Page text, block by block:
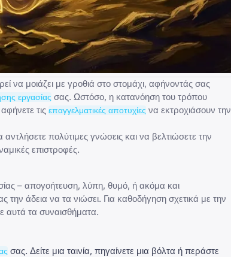
να μοιάζει με γροθιά στο στομάχι, αφήνοντάς σας
εργασίας σας. Ωστόσο, η κατανόηση του τρόπου
τις επαγγελματικές αποτυχίες να εκτροχιάσουν την
πολύτιμες γνώσεις και να βελτιώσετε την
επιστροφές.
– απογοήτευση, λύπη, θυμό, ή ακόμα και
άδεια να τα νιώσει. Για καθοδήγηση σχετικά με την
αυτά τα συναισθήματα.
σας. Δείτε μια ταινία, πηγαίνετε μια βόλτα ή περάστε